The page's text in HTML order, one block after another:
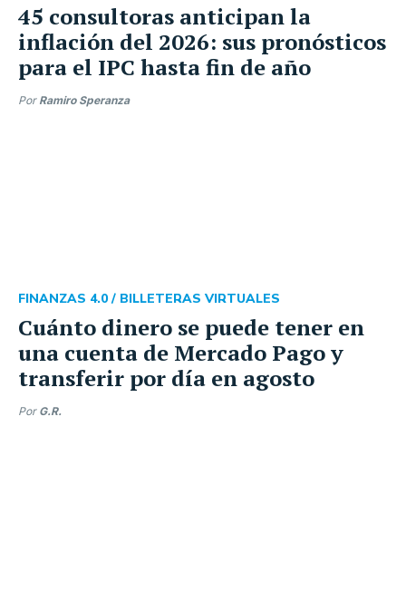
45 consultoras anticipan la
inflación del 2026: sus pronósticos
para el IPC hasta fin de año
Por Ramiro Speranza
Cuánto dinero se puede tener en
una cuenta de Mercado Pago y
transferir por día en agosto
FINANZAS 4.0 / BILLETERAS VIRTUALES
Por G.R.